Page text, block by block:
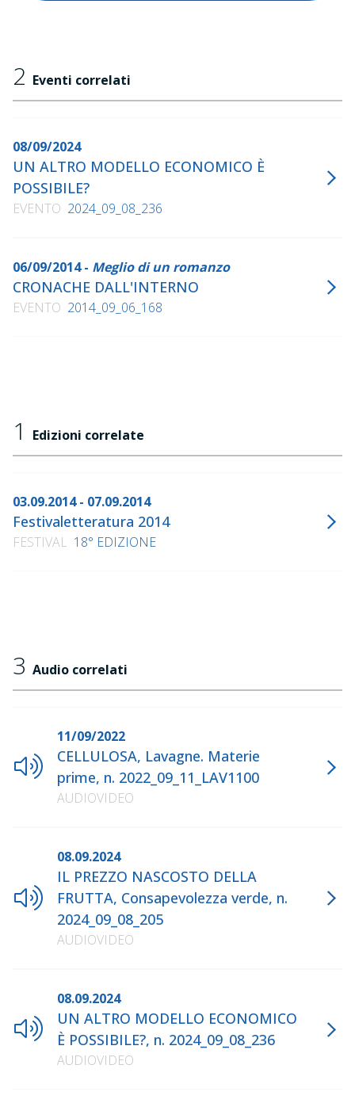
2 Eventi correlati
08/09/2024
UN ALTRO MODELLO ECONOMICO È
POSSIBILE?
EVENTO 2024_09_08_236
06/09/2014 - Meglio di un romanzo
CRONACHE DALL'INTERNO
EVENTO 2014_09_06_168
1 Edizioni correlate
03.09.2014 - 07.09.2014
Festivaletteratura 2014
FESTIVAL 18° EDIZIONE
3 Audio correlati
11/09/2022
CELLULOSA, Lavagne. Materie
prime, n. 2022_09_11_LAV1100
AUDIOVIDEO
08.09.2024
IL PREZZO NASCOSTO DELLA
FRUTTA, Consapevolezza verde, n.
2024_09_08_205
AUDIOVIDEO
08.09.2024
UN ALTRO MODELLO ECONOMICO
È POSSIBILE?, n. 2024_09_08_236
AUDIOVIDEO